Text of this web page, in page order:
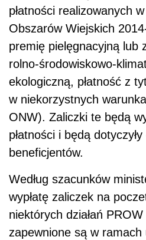
płatności realizowanych
Obszarów Wiejskich
premię pielęgnacyjną lub
rolno-środowiskowo-
ekologiczną, płatność z
w niekorzystnych
ONW). Zaliczki te będą
płatności i będą
beneficjentów.
Według szacunków
wypłatę zaliczek na
niektórych działań
zapewnione są w